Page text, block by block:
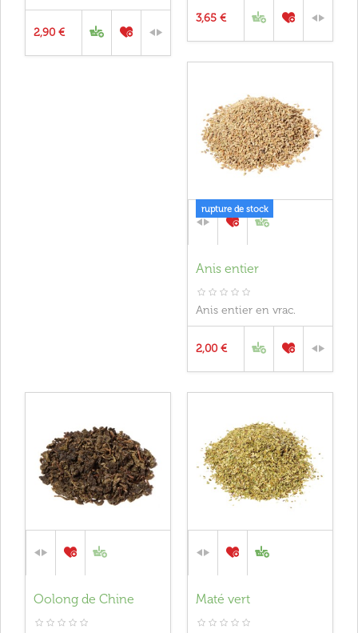
2,90 €
3,65 €
rupture de stock
Anis entier
Anis entier en vrac.
2,00 €
Oolong de Chine Maté vert